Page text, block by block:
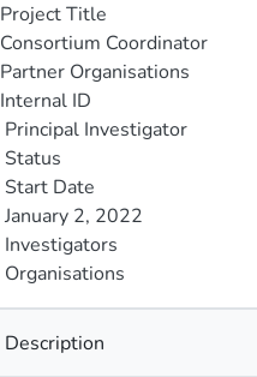
Project Title
Consortium Coordinator
Partner Organisations
Internal ID
Principal Investigator
Status
Start Date
January 2, 2022
Investigators
Organisations
Description